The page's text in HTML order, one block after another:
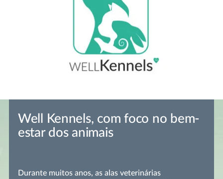
Well Kennels, com foco no bem-
estar dos animais
Durante muitos anos, as alas veterinárias